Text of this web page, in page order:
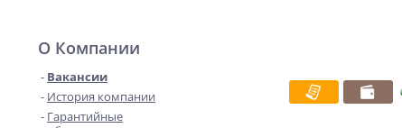
О Компании
Вакансии
История компании
Гарантийные